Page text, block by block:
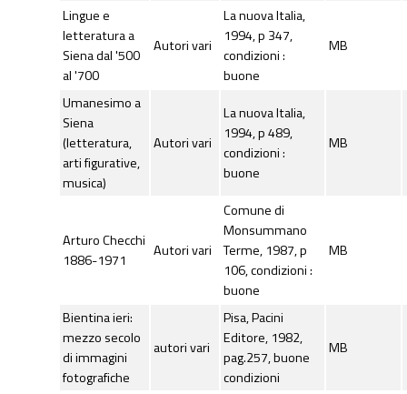
Lingue e
letteratura a
Siena dal '500
al '700
Autori vari
La nuova Italia,
1994, p 347,
condizioni :
buone
MB
Umanesimo a
Siena
(letteratura,
arti figurative,
musica)
Autori vari
La nuova Italia,
1994, p 489,
condizioni :
buone
MB
Arturo Checchi
1886-1971
Autori vari
Comune di
Monsummano
Terme, 1987, p
106, condizioni :
buone
MB
Bientina ieri:
mezzo secolo
di immagini
fotografiche
autori vari
Pisa, Pacini
Editore, 1982,
pag.257, buone
condizioni
MB